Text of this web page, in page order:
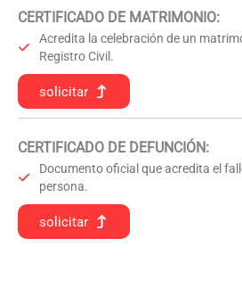
CERTIFICADO DE MATRIMONIO:
Acredita la celebración de un
Registro Civil.
solicitar
CERTIFICADO DE DEFUNCIÓN:
Documento oficial que acredita el
persona.
solicitar